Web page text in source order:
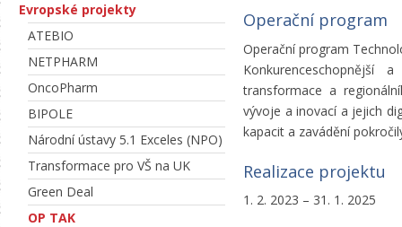
Evropské projekty
ATEBIO
NETPHARM
OncoPharm
BIPOLE
Národní ústavy 5.1 Exceles (NPO)
Transformace pro VŠ na UK
Green Deal
OP TAK
Operační program
Operační program
Konkurenceschopnější
transformace a
vývoje a inovací a jejich
kapacit a zavádění
Realizace projektu
1. 2. 2023 – 31. 1. 2025